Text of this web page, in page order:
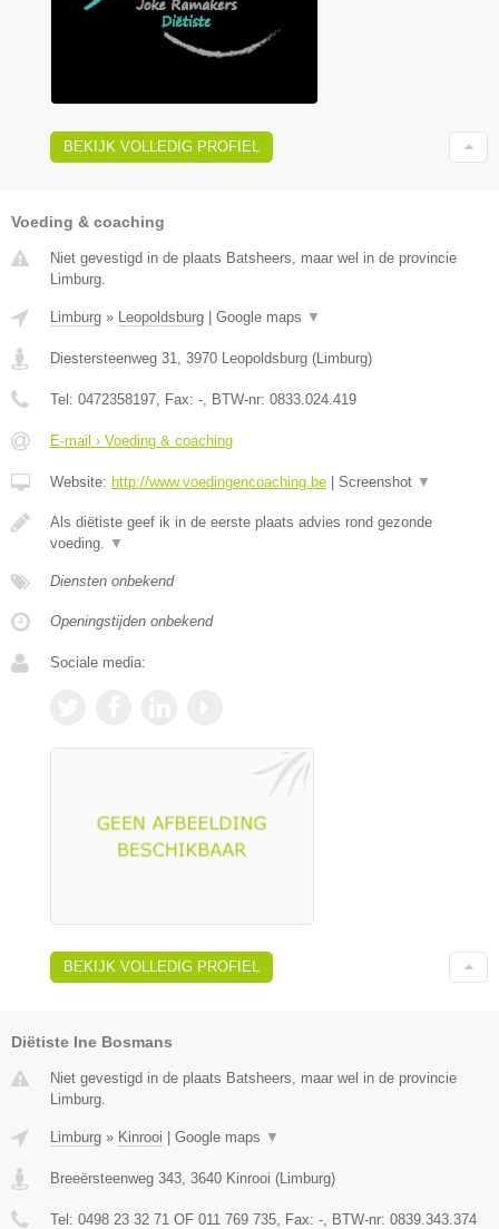
BEKIJK VOLLEDIG PROFIEL
Voeding & coaching
Niet gevestigd in de plaats Batsheers, maar wel in de provincie
Limburg.
Limburg » Leopoldsburg Google maps ▼
Diestersteenweg 31, 3970 Leopoldsburg (Limburg)
Tel: 0472358197, Fax: -, BTW-nr: 0833.024.419
E-mail › Voeding & coaching
Website: http://www.voedingencoaching.be Screenshot ▼
Als diëtiste geef ik in de eerste plaats advies rond gezonde
voeding. ▼
Diensten onbekend
Openingstijden onbekend
Sociale media:
BEKIJK VOLLEDIG PROFIEL
Diëtiste Ine Bosmans
Niet gevestigd in de plaats Batsheers, maar wel in de provincie
Limburg.
Limburg » Kinrooi Google maps ▼
Breeërsteenweg 343 3640 Kinrooi ( Limburg)
Tel: 0498 23 32 71 OF 011 769 735 , Fax: - , BTW-nr: 0839.343.374